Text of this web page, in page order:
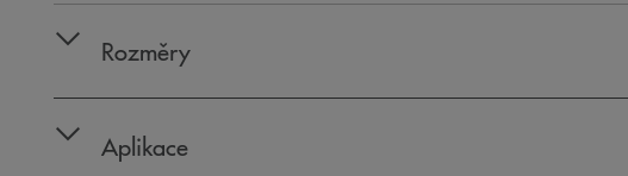
Rozměry
Aplikace